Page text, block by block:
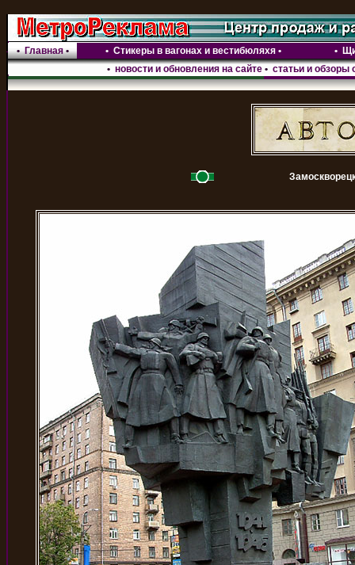
•Главная• • Стикеры в вагонах и вестибюляхя• •
• новости и обновления на сайте• статьи и обзоры